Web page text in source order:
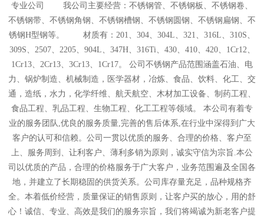
专业公司 我公司主要经营：不锈钢管、不锈钢板、不锈钢卷、
不锈钢带、不锈钢角钢、不锈钢槽钢、不锈钢圆钢、不锈钢扁钢、不
锈钢H型钢等。 材质有：201、304、304L、321、316L、310S、
309S、2507、2205、904L、347H、316Ti、430、410、420、1Cr12、
1Cr13、2Cr13、3Cr13、1Cr17。 公司不锈钢产品范围涵盖石油、电
力、锅炉制造、机械制造，医学器材，冶炼、食品、饮料、化工、交
通，造纸，水力，化学纤维、航天航空、木材加工设备、制药工程、
食品工程、乳品工程、生物工程、化工工程等领域。 本公司有着专
业的服务团队,优良的服务质量,完善的售后体系,在行业中深得到广大
客户的认可和信赖。公司一贯以优质的服务、合理的价格、客户至
上、服务周到、让利客户、薄利多销为原则，诚实守信为宗旨.本公
司以优质的产品，合理的价格服务于广大客户，业务范围遍及全国各
地，并建立了长期稳固的供货关系。公司库存量充足，品种规格齐
全。本着低价经营，质量保证的销售原则，让客户买的放心，用的舒
心！诚信、专业、高效是我们的服务宗旨，我们将竭诚为新老客户提